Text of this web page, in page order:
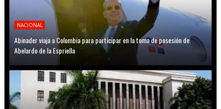
NACIONAL
Abinader viaja a Colombia para participar en la toma de posesión de
Abelardo de la Espriella